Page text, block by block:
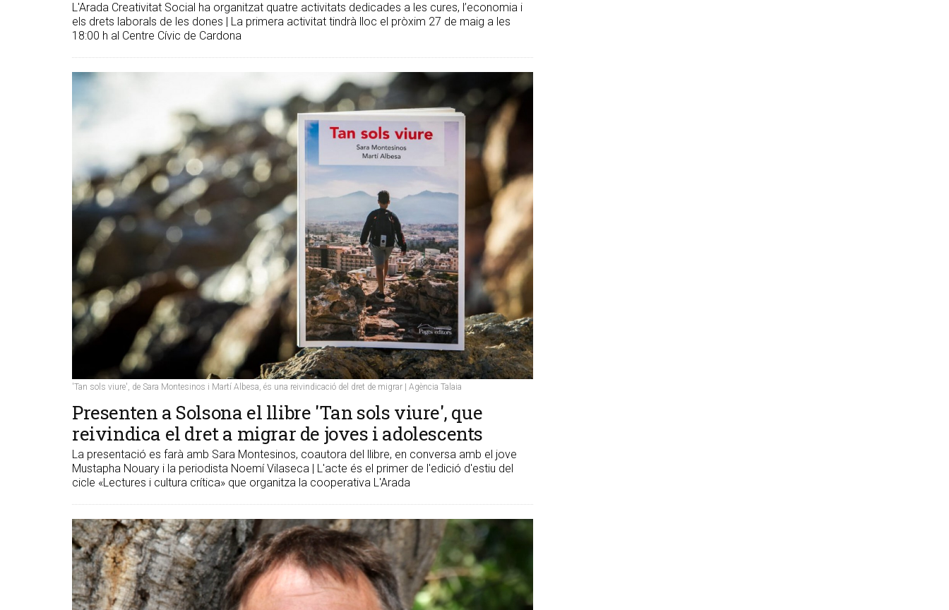
L'Arada Creativitat Social ha organitzat quatre activitats dedicades a les cures, l’economia i
els drets laborals de les dones | La primera activitat tindrà lloc el pròxim 27 de maig a les
18:00 h al Centre Cívic de Cardona
'Tan sols viure', de Sara Montesinos i Martí Albesa, és una reivindicació del dret de migrar | Agència Talaia
Presenten a Solsona el llibre 'Tan sols viure', que
reivindica el dret a migrar de joves i adolescents
La presentació es farà amb Sara Montesinos, coautora del llibre, en conversa amb el jove
Mustapha Nouary i la periodista Noemí Vilaseca | L'acte és el primer de l'edició d'estiu del
cicle «Lectures i cultura crítica» que organitza la cooperativa L'Arada